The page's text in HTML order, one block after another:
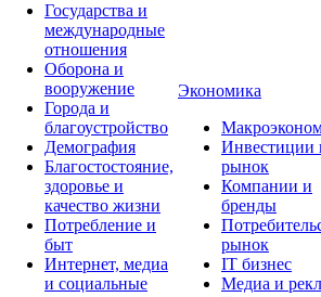
Государства и
международные
отношения
Оборона и
вооружение
Города и
благоустройство
Демография
Благостостояние,
здоровье и
качество жизни
Потребление и
быт
Интернет, медиа
и социальные
Экономика
Инвестиции
рынок
Компании и
бренды
рынок
IT бизнес
Медиа и